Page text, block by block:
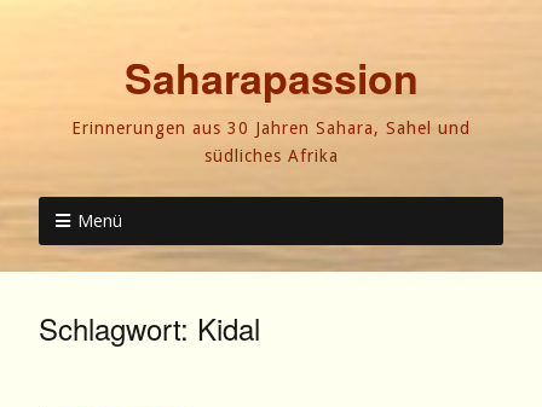
Saharapassion
Erinnerungen aus 30 Jahren Sahara, Sahel und
südliches Afrika
Menü
Schlagwort: Kidal